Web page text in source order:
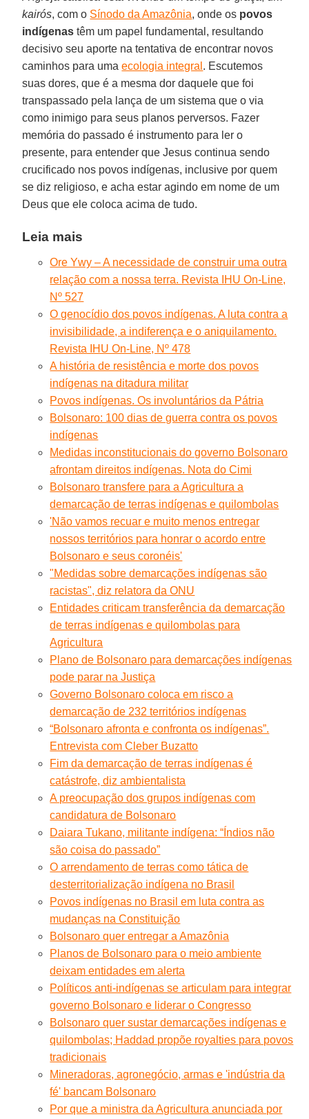
kairós, com o Sínodo da Amazônia, onde os povos
indígenas têm um papel fundamental, resultando
decisivo seu aporte na tentativa de encontrar novos
caminhos para umaecologia integral . Escutemos
suas dores, que é a mesma dor daquele que foi
transpassado pela lança de um sistema que o via
como inimigo para seus planos perversos. Fazer
memória do passado é instrumento para ler o
presente, para entender que Jesus continua sendo
crucificado nos povos indígenas, inclusive por quem
se diz religioso, e acha estar agindo em nome de um
Deus que ele coloca acima de tudo.
Leia mais
Ore Ywy – A necessidade de construir uma outra
relação com a nossa terra. Revista IHU On-Line,
Nº 527
O genocídio dos povos indígenas. A luta contra a
invisibilidade, a indiferença e o aniquilamento.
Revista IHU On-Line, Nº 478
A história de resistência e morte dos povos
indígenas na ditadura militar
Povos indígenas. Os involuntários da Pátria
Bolsonaro: 100 dias de guerra contra os povos
indígenas
Medidas inconstitucionais do governo Bolsonaro
afrontam direitos indígenas. Nota do Cimi
Bolsonaro transfere para a Agricultura a
demarcação de terras indígenas e quilombolas
'Não vamos recuar e muito menos entregar
nossos territórios para honrar o acordo entre
Bolsonaro e seus coronéis'
"Medidas sobre demarcações indígenas são
racistas", diz relatora da ONU
Entidades criticam transferência da demarcação
de terras indígenas e quilombolas para
Agricultura
Plano de Bolsonaro para demarcações indígenas
pode parar na Justiça
Governo Bolsonaro coloca em risco a
demarcação de 232 territórios indígenas
“Bolsonaro afronta e confronta os indígenas”.
Entrevista com Cleber Buzatto
Fim da demarcação de terras indígenas é
catástrofe, diz ambientalista
A preocupação dos grupos indígenas com
candidatura de Bolsonaro
Daiara Tukano, militante indígena: “Índios não
são coisa do passado”
O arrendamento de terras como tática de
desterritorialização indígena no Brasil
Povos indígenas no Brasil em luta contra as
mudanças na Constituição
Bolsonaro quer entregar a Amazônia
Planos de Bolsonaro para o meio ambiente
deixam entidades em alerta
Políticos anti-indígenas se articulam para integrar
governo Bolsonaro e liderar o Congresso
Bolsonaro quer sustar demarcações indígenas e
quilombolas; Haddad propõe royalties para povos
tradicionais
Mineradoras, agronegócio, armas e 'indústria da
fé' bancam Bolsonaro
Por que a ministra da Agricultura anunciada por